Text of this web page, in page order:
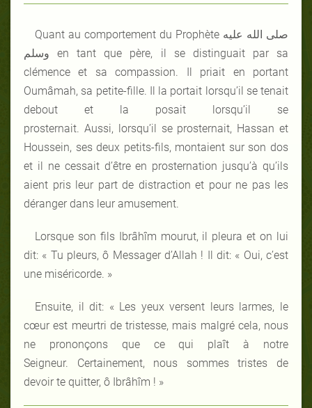
Quant au comportement du Prophète صلى الله عليه
وسلم en tant que père, il se distinguait par sa
clémence et sa compassion. Il priait en portant
Oumâmah, sa petite-fille. Il la portait lorsqu’il se tenait
debout et la posait lorsqu’il se
prosternait. Aussi, lorsqu’il se prosternait, Hassan et
Houssein, ses deux petits-fils, montaient sur son dos
et il ne cessait d’être en prosternation jusqu’à qu’ils
aient pris leur part de distraction et pour ne pas les
déranger dans leur amusement.
Lorsque son fils Ibrâhîm mourut, il pleura et on lui
dit: « Tu pleurs, ô Messager d’Allah ! Il dit: « Oui, c’est
une miséricorde. »
Ensuite, il dit: « Les yeux versent leurs larmes, le
cœur est meurtri de tristesse, mais malgré cela, nous
ne prononçons que ce qui plaît à notre
Seigneur. Certainement, nous sommes tristes de
devoir te quitter, ô Ibrâhîm ! »